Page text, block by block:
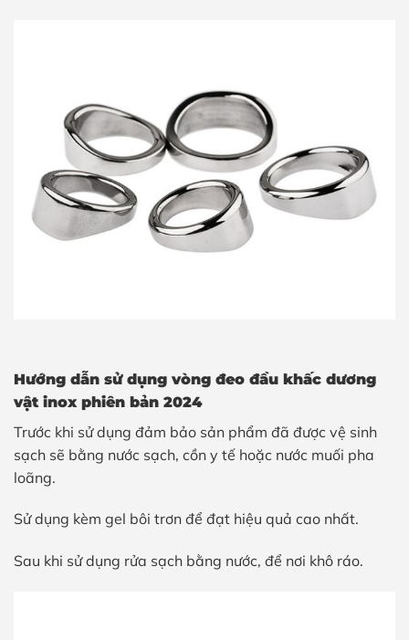
Hướng dẫn sử dụng vòng đeo đầu khấc dương
vật inox phiên bản 2024
Trước khi sử dụng đảm bảo sản phẩm đã được vệ sinh
sạch sẽ bằng nước sạch, cồn y tế hoặc nước muối pha
loãng.
Sử dụng kèm gel bôi trơn để đạt hiệu quả cao nhất.
Sau khi sử dụng rửa sạch bằng nước, để nơi khô ráo.